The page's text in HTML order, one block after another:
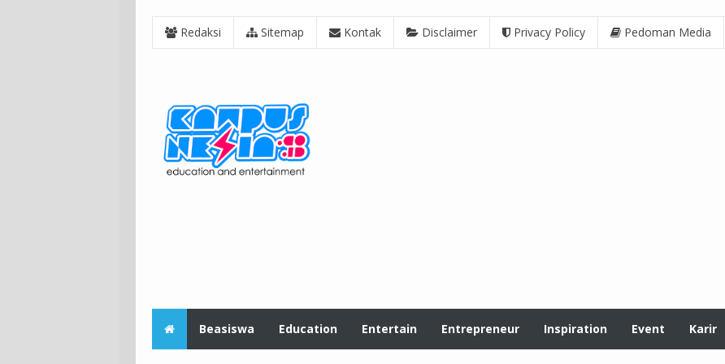
Redaksi Sitemap Kontak Disclaimer Privacy Policy Pedoman Media
Beasiswa Education Entertain Entrepreneur Inspiration Event Karir